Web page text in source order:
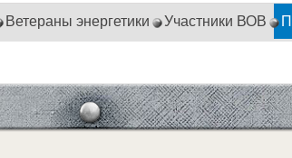
Ветераны энергетики Участники ВОВ